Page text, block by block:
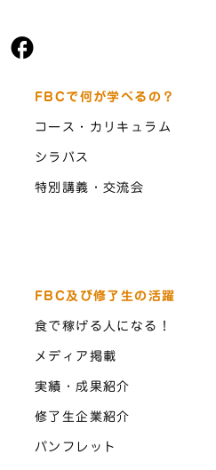
FBCで何が学べるの？
コース・カリキュラム
シラバス
特別講義・交流会
FBC及び修了生の活躍
食で稼げる人になる！
メディア掲載
実績・成果紹介
修了生企業紹介
パンフレット